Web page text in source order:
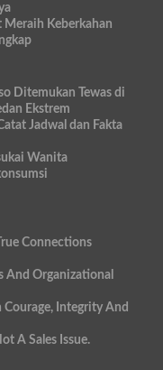
Meraih Keberkahan
Ditemukan Tewas di
Ekstrem
Jadwal dan Fakta
Wanita
Connections
And Organizational
Courage, Integrity And
A Sales Issue.